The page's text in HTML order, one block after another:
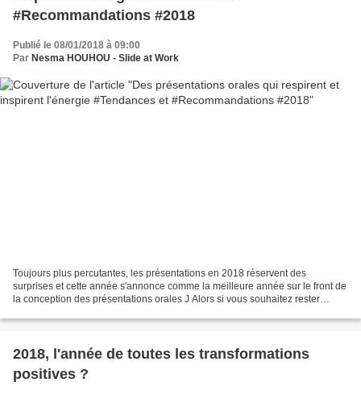
#Recommandations #2018
Publié le 08/01/2018 à 09:00
Par Nesma HOUHOU - Slide at Work
Toujours plus percutantes, les présentations en 2018 réservent des
surprises et cette année s'annonce comme la meilleure année sur le front de
la conception des présentations orales J Alors si vous souhaitez rester
2018, l'année de toutes les transformations
positives ?